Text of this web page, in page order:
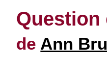
Question
de Ann